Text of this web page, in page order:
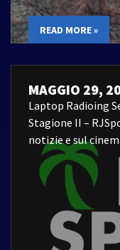
READ MORE »
MAGGIO 29,
Laptop Radioing
Stagione II –
notizie e sul